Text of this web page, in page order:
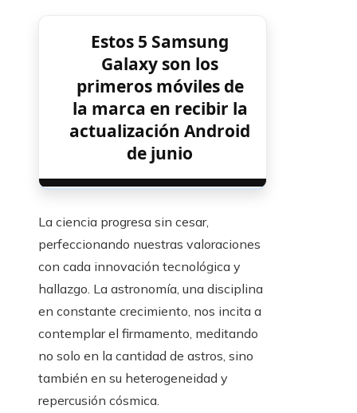
Estos 5 Samsung
Galaxy son los
primeros móviles de
la marca en recibir la
actualización Android
de junio
La ciencia progresa sin cesar,
perfeccionando nuestras valoraciones
con cada innovación tecnológica y
hallazgo. La astronomía, una disciplina
en constante crecimiento, nos incita a
contemplar el firmamento, meditando
no solo en la cantidad de astros, sino
también en su heterogeneidad y
repercusión cósmica.